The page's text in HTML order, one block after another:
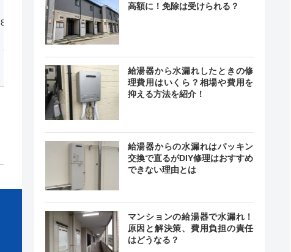
8:30～19:30
（ご要望に
―
※店舗ごと
高額に！免除は受けられる？
給湯器から水漏れしたときの修
理費用はいくら？相場や費用を
抑える方法を紹介！
給湯器からの水漏れはパッキン
交換で直るがDIY修理はおすすめ
できない理由とは
マンションの給湯器で水漏れ！
原因と解決策、費用負担の責任
はどうなる？